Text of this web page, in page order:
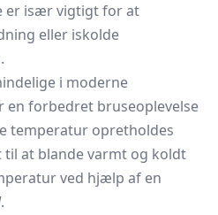
er især vigtigt for at
eller iskolde
i moderne
forbedret bruseoplevelse
temperatur opretholdes
til at blande varmt og koldt
ved hjælp af en
.